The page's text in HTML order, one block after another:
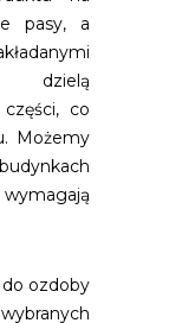
pasy, a
dzielą
co
Możemy
ozdoby